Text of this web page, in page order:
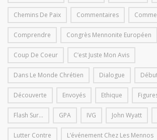
Chemins De Paix Commentaires
Comprendre Congrès Mennonite Européen
Coup De Coeur C’est Juste Mon Avis
Dans Le Monde Chrétien Dialogue
Découverte Envoyés Ethique
Flash Sur... GPA IVG John Wyatt
Lutter Contre L’événement Chez Les Mennos